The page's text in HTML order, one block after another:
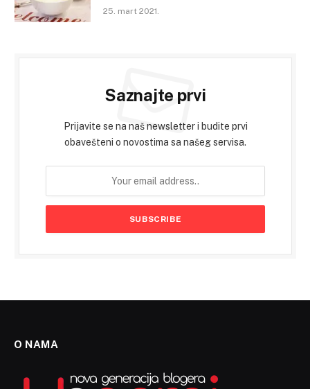
25. mart 2021.
Saznajte prvi
Prijavite se na naš newsletter i budite prvi
obavešteni o novostima sa našeg servisa.
O NAMA